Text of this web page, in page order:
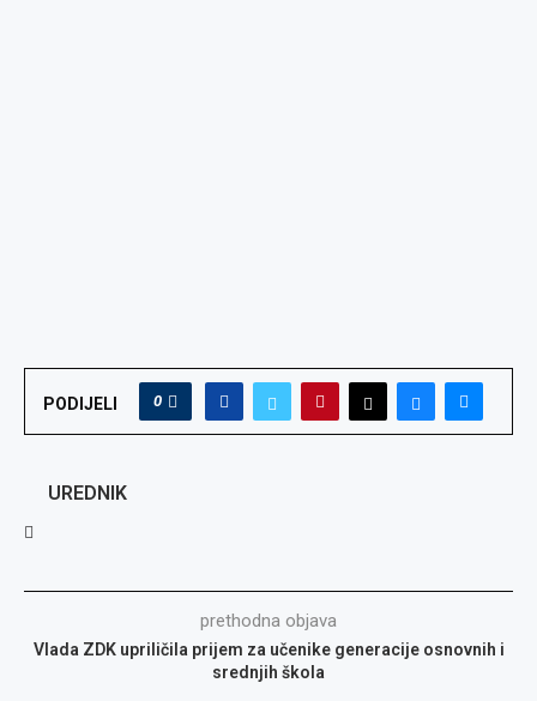
PODIJELI 0
UREDNIK
prethodna objava
Vlada ZDK upriličila prijem za učenike generacije osnovnih i
srednjih škola